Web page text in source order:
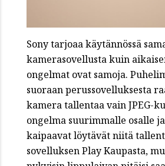
Sony tarjoaa käytännössä
kamerasovellusta kuin
ongelmat ovat samoja.
suoraan perussovelluksesta
kamera tallentaa vain JPEG-
ongelma suurimmalle osalle
kaipaavat löytävät niitä
sovelluksen Play Kaupasta,